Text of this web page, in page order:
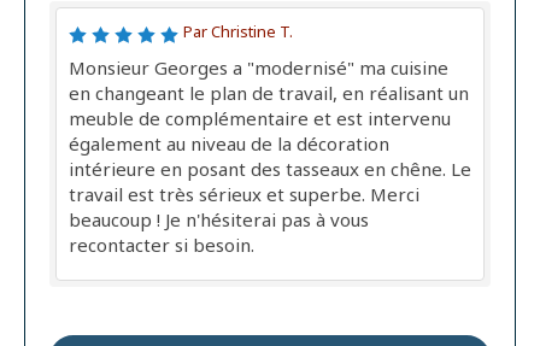
Par Christine T.
Monsieur Georges a "modernisé" ma cuisine
en changeant le plan de travail, en réalisant un
meuble de complémentaire et est intervenu
également au niveau de la décoration
intérieure en posant des tasseaux en chêne. Le
travail est très sérieux et superbe. Merci
beaucoup ! Je n'hésiterai pas à vous
recontacter si besoin.